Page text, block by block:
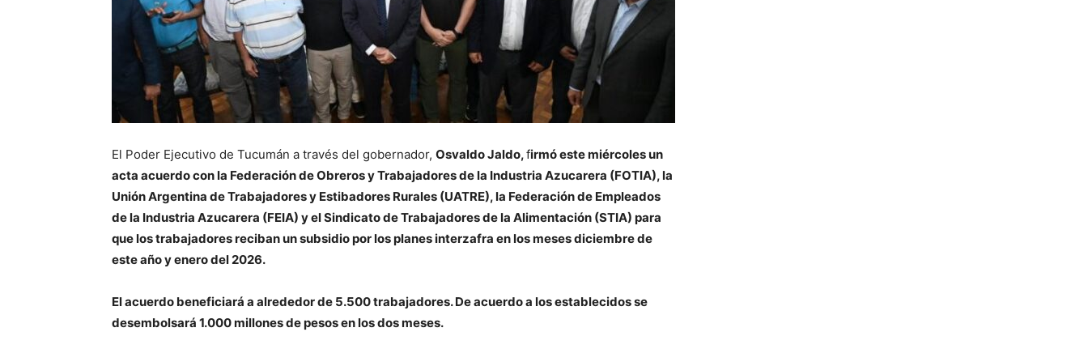
El Poder Ejecutivo de Tucumán a través del gobernador, Osvaldo Jaldo,firmó este miércoles un
acta acuerdo con la Federación de Obreros y Trabajadores de la Industria Azucarera (FOTIA), la
Unión Argentina de Trabajadores y Estibadores Rurales (UATRE), la Federación de Empleados
de la Industria Azucarera (FEIA) y el Sindicato de Trabajadores de la Alimentación (STIA) para
que los trabajadores reciban un subsidio por los planes interzafra en los meses diciembre de
este año y enero del 2026.
El acuerdo beneficiará a alrededor de 5.500 trabajadores.De acuerdo a los establecidos se
desembolsará 1.000 millones de pesosen los dos meses.